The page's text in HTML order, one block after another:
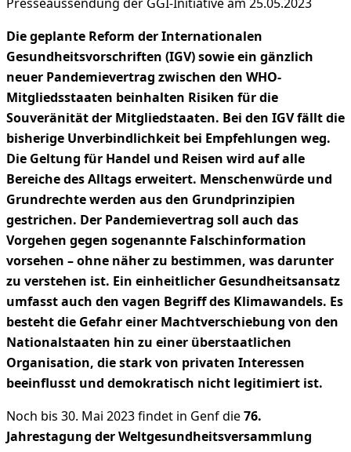
Die geplante Reform der Internationalen
Gesundheitsvorschriften (IGV) sowie ein gänzlich
neuer Pandemievertrag zwischen den WHO-
Mitgliedsstaaten beinhalten Risiken für die
Souveränität der Mitgliedstaaten. Bei den IGV fällt die
bisherige Unverbindlichkeit bei Empfehlungen weg.
Die Geltung für Handel und Reisen wird auf alle
Bereiche des Alltags erweitert. Menschenwürde und
Grundrechte werden aus den Grundprinzipien
gestrichen. Der Pandemievertrag soll auch das
Vorgehen gegen sogenannte Falschinformation
vorsehen – ohne näher zu bestimmen, was darunter
zu verstehen ist. Ein einheitlicher Gesundheitsansatz
umfasst auch den vagen Begriff des Klimawandels. Es
besteht die Gefahr einer Machtverschiebung von den
Nationalstaaten hin zu einer überstaatlichen
Organisation, die stark von privaten Interessen
beeinflusst und demokratisch nicht legitimiert ist.
Noch bis 30. Mai 2023 findet in Genf die76.
Jahrestagung der Weltgesundheitsversammlung